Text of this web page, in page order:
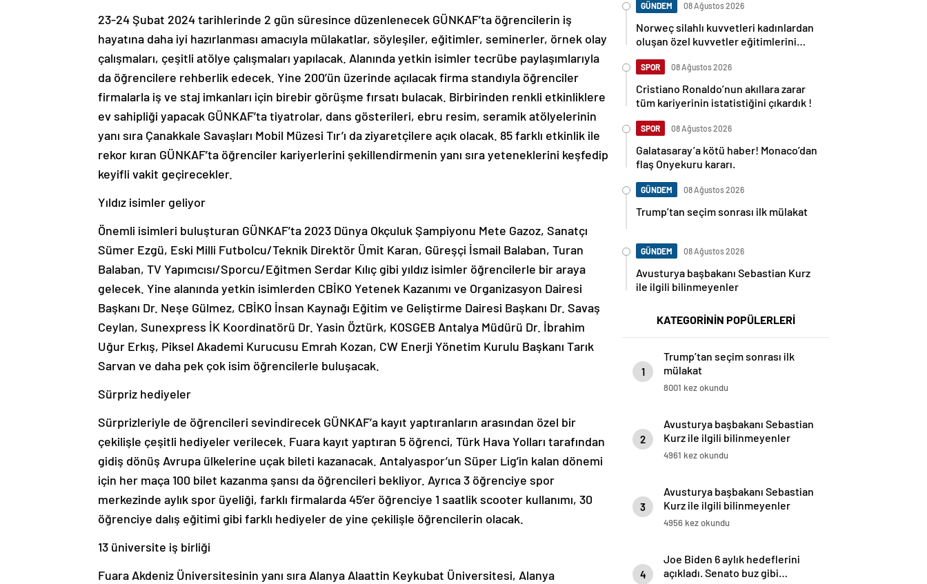
23-24 Şubat 2024 tarihlerinde 2 gün süresince düzenlenecek GÜNKAF’ta öğrencilerin iş
hayatına daha iyi hazırlanması amacıyla mülakatlar, söyleşiler, eğitimler, seminerler, örnek olay
çalışmaları, çeşitli atölye çalışmaları yapılacak. Alanında yetkin isimler tecrübe paylaşımlarıyla
da öğrencilere rehberlik edecek. Yine 200’ün üzerinde açılacak firma standıyla öğrenciler
firmalarla iş ve staj imkanları için birebir görüşme fırsatı bulacak. Birbirinden renkli etkinliklere
ev sahipliği yapacak GÜNKAF’ta tiyatrolar, dans gösterileri, ebru resim, seramik atölyelerinin
yanı sıra Çanakkale Savaşları Mobil Müzesi Tır’ı da ziyaretçilere açık olacak. 85 farklı etkinlik ile
rekor kıran GÜNKAF’ta öğrenciler kariyerlerini şekillendirmenin yanı sıra yeteneklerini keşfedip
keyifli vakit geçirecekler.
Yıldız isimler geliyor
Önemli isimleri buluşturan GÜNKAF’ta 2023 Dünya Okçuluk Şampiyonu Mete Gazoz, Sanatçı
Sümer Ezgü, Eski Milli Futbolcu/Teknik Direktör Ümit Karan, Güreşçi İsmail Balaban, Turan
Balaban, TV Yapımcısı/Sporcu/Eğitmen Serdar Kılıç gibi yıldız isimler öğrencilerle bir araya
gelecek. Yine alanında yetkin isimlerden CBİKO Yetenek Kazanımı ve Organizasyon Dairesi
Başkanı Dr. Neşe Gülmez, CBİKO İnsan Kaynağı Eğitim ve Geliştirme Dairesi Başkanı Dr. Savaş
Ceylan, Sunexpress İK Koordinatörü Dr. Yasin Öztürk, KOSGEB Antalya Müdürü Dr. İbrahim
Uğur Erkış, Piksel Akademi Kurucusu Emrah Kozan, CW Enerji Yönetim Kurulu Başkanı Tarık
Sarvan ve daha pek çok isim öğrencilerle buluşacak.
Sürpriz hediyeler
Sürprizleriyle de öğrencileri sevindirecek GÜNKAF’a kayıt yaptıranların arasından özel bir
çekilişle çeşitli hediyeler verilecek. Fuara kayıt yaptıran 5 öğrenci, Türk Hava Yolları tarafından
gidiş dönüş Avrupa ülkelerine uçak bileti kazanacak. Antalyaspor’un Süper Lig’in kalan dönemi
için her maça 100 bilet kazanma şansı da öğrencileri bekliyor. Ayrıca 3 öğrenciye spor
merkezinde aylık spor üyeliği, farklı firmalarda 45’er öğrenciye 1 saatlik scooter kullanımı, 30
öğrenciye dalış eğitimi gibi farklı hediyeler de yine çekilişle öğrencilerin olacak.
13 üniversite iş birliği
Fuara Akdeniz Üniversitesinin yanı sıra Alanya Alaattin Keykubat Üniversitesi, Alanya
GÜNDEM 08 Ağustos 2026
Norweç silahlı kuvvetleri kadınlardan
oluşan özel kuvvetler eğitimlerini
SPOR 08 Ağustos 2026
Cristiano Ronaldo’nun akıllara zarar
tüm kariyerinin istatistiğini çıkardık !
SPOR 08 Ağustos 2026
Galatasaray’a kötü haber! Monaco’dan
flaş Onyekuru kararı.
GÜNDEM 08 Ağustos 2026
Trump’tan seçim sonrası ilk mülakat
GÜNDEM 08 Ağustos 2026
Avusturya başbakanı Sebastian Kurz
ile ilgili bilinmeyenler
KATEGORİNİN POPÜLERLERİ
1
Trump’tan seçim sonrası ilk
mülakat
8001 kez okundu
2
Avusturya başbakanı Sebastian
Kurz ile ilgili bilinmeyenler
4961 kez okundu
3
Avusturya başbakanı Sebastian
Kurz ile ilgili bilinmeyenler
4956 kez okundu
4
Joe Biden 6 aylık hedeflerini
açıkladı. Senato buz gibi…